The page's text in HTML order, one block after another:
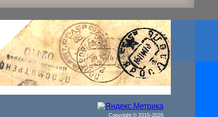
Copyright © 2015-2026